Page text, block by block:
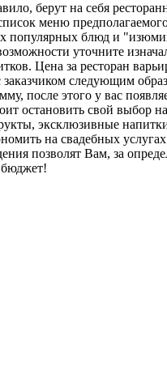
берут на себя
меню
популярных блюд и
уточните
Цена за ресторан
заказчиком следующим
после этого у вас
остановить свой выбор
эксклюзивные
на свадебных
позволят Вам, за